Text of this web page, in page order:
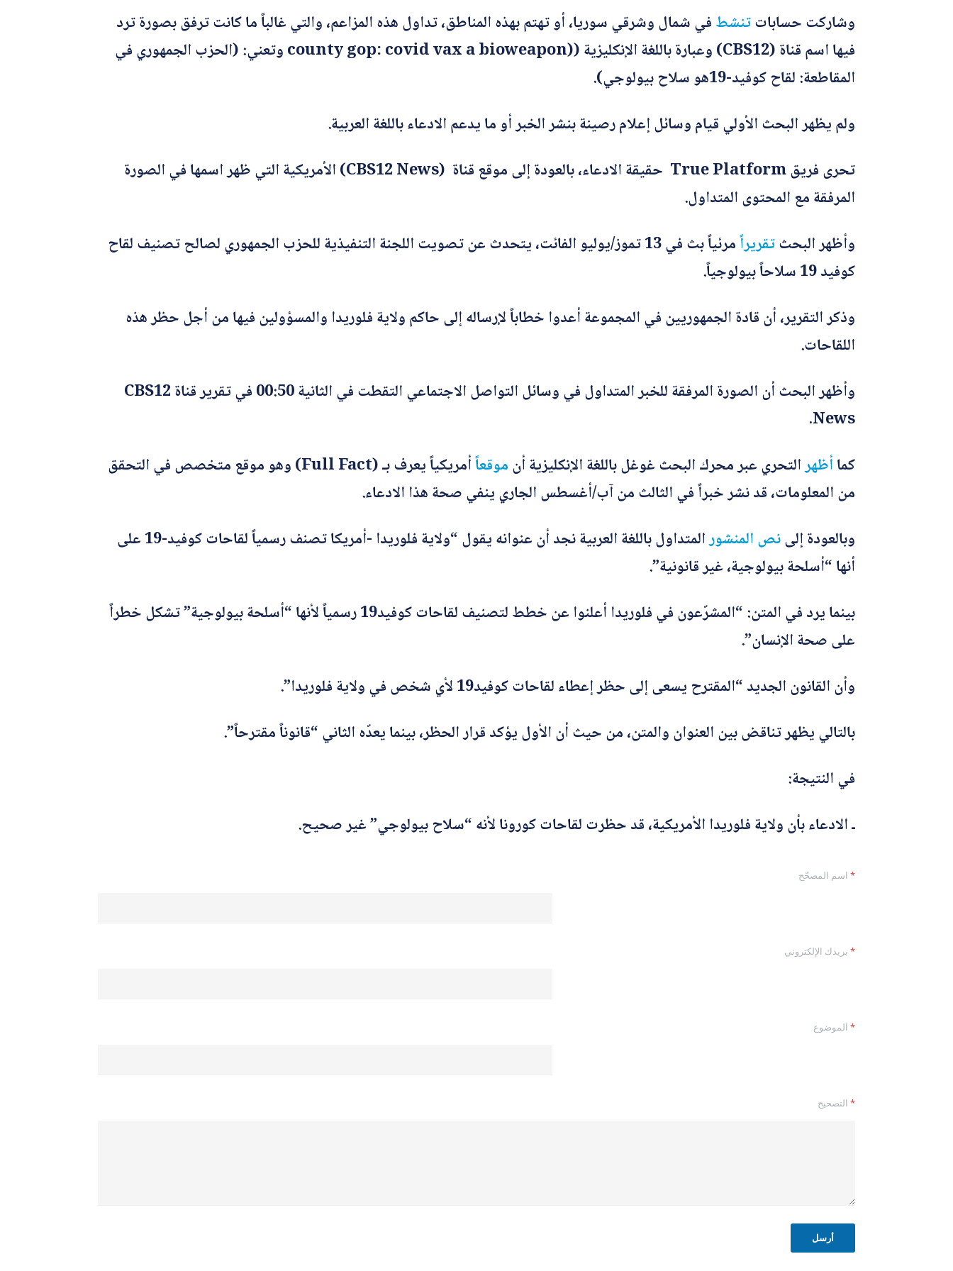
ل
ر
و
ا
ح
اسم المصحّح*
بريدك الإلكتروني*
أرسل
وشاركت حساباتتنشطفي شمال وشرقي سوريا، أو تهتم بهذه المناطق، تداول هذه المزاعم، والتي غالباً ما كانت ترفق بصورة ترد
فيها اسم قناة (CBS12) وعبارة باللغة الإنكليزية ((county gop: covid vax a bioweapon وتعني: (الحزب الجمهوري في
المقاطعة: لقاح كوفيد-19هو سلاح بيولوجي).
ولم يظهر البحث الأولي قيام وسائل إعلام رصينة بنشر الخبر أو ما يدعم الادعاء باللغة العربية.
تحرى فريق True Platform حقيقة الادعاء، بالعودة إلى موقع قناة (CBS12 News) الأمريكية التي ظهر اسمها في الصورة
المرفقة مع المحتوى المتداول.
وأظهر البحثتقريرا
ً مرئياً بث في 13 تموز/يوليو الفائت، يتحدث عن تصويت اللجنة التنفيذية للحزب الجمهوري لصالح تصنيف لقاح
كوفيد 19 سلاحاً بيولوجياً.
وذكر التقرير، أن قادة الجمهوريين في المجموعة أعدوا خطاباً لإرساله إلى حاكم ولاية فلوريدا والمسؤولين فيها من أجل حظر هذه
اللقاحات.
وأظهر البحث أن الصورة المرفقة للخبر المتداول في وسائل التواصل الاجتماعي التقطت في الثانية 00:50 في تقرير قناة CBS12
News.
كماأظهرالتحري عبر محرك البحث غوغل باللغة الإنكليزية أنموقعاً
أمريكياً يعرف بـ (Full Fact) وهو موقع متخصص في التحقق
من المعلومات، قد نشر خبراً في الثالث من آب/أغسطس الجاري ينفي صحة هذا الادعاء.
وبالعودة إلىنصالمنشور
المتداول باللغة العربية نجد أن عنوانه يقول “ولاية فلوريدا -أمريكا تصنف رسمياً لقاحات كوفيد-19 على
أنها “أسلحة بيولوجية، غير قانونية”.
بينما يرد في المتن: “المشرّعون في فلوريدا أعلنوا عن خطط لتصنيف لقاحات كوفيد19 رسمياً لأنها “أسلحة بيولوجية” تشكل خطراً
على صحة الإنسان”.
وأن القانون الجديد “المقترح يسعى إلى حظر إعطاء لقاحات كوفيد19 لأي شخص في ولاية فلوريدا”.
بالتالي يظهر تناقض بين العنوان والمتن، من حيث أن الأول يؤكد قرار الحظر، بينما يعدّه الثاني “قانوناً مقترحاً”.
في النتيجة:
ـ الادعاء بأن ولاية فلوريدا الأمريكية، قد حظرت لقاحات كورونا لأنه “سلاح بيولوجي” غير صحيح.
*
*
*
*
أرسل